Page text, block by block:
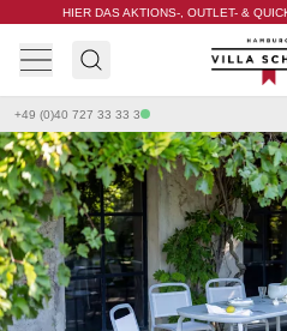
HIER DAS AKTIONS-, OUTLET- &
Villa
+49 (0)40 727 33 33 3